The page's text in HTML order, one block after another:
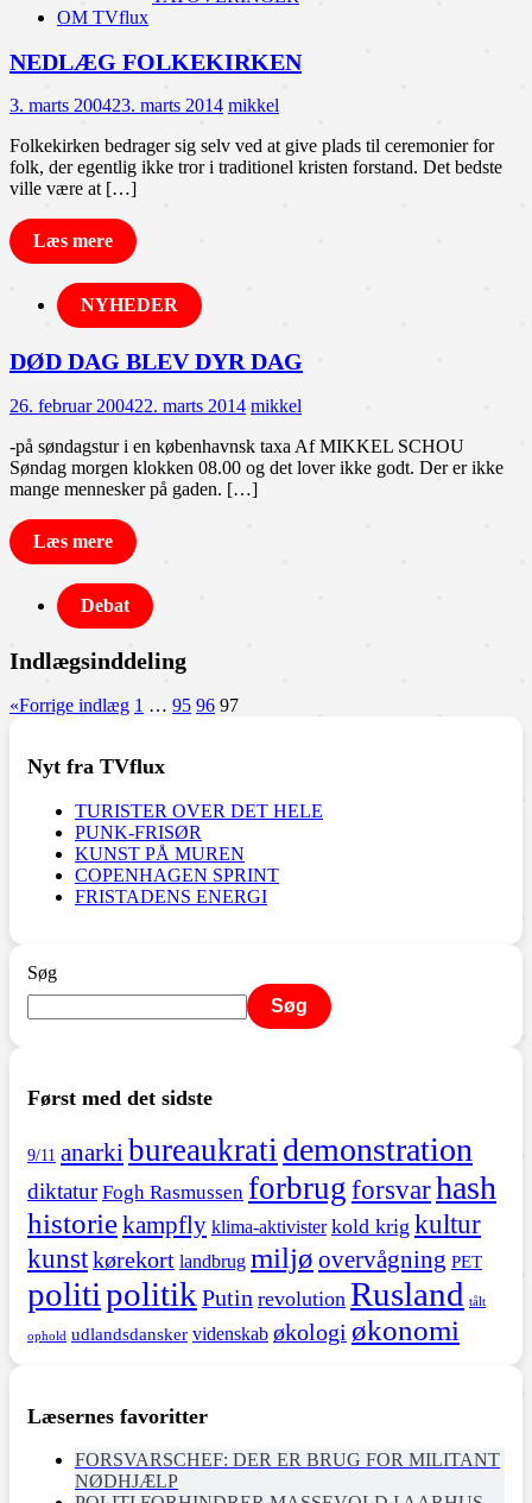
OM TVflux
NEDLÆG FOLKEKIRKEN
3. marts 200423. marts 2014 mikkel
Folkekirken bedrager sig selv ved at give plads til ceremonier for
folk, der egentlig ikke tror i traditionel kristen forstand. Det bedste
ville være at […]
Læs mere
NYHEDER
DØD DAG BLEV DYR DAG
26. februar 200422. marts 2014 mikkel
-på søndagstur i en københavnsk taxa Af MIKKEL SCHOU
Søndag morgen klokken 08.00 og det lover ikke godt. Der er ikke
mange mennesker på gaden. […]
Læs mere
Debat
Indlægsinddeling
«Forrige indlæg 1 … 95 96 97
Nyt fra TVflux
TURISTER OVER DET HELE
PUNK-FRISØR
KUNST PÅ MUREN
COPENHAGEN SPRINT
FRISTADENS ENERGI
Søg
Søg
Først med det sidste
9/11 anarki bureaukrati demonstration
diktatur Fogh Rasmussen forbrugforsvarhash
historiekampfly klima-aktivister kold krig kultur
kunstkørekort landbrug miljø overvågning PET
politipolitik Putin revolution Rusland tålt
ophold udlandsdansker videnskab økologi økonomi
Læsernes favoritter
FORSVARSCHEF: DER ER BRUG FOR MILITANT
NØDHJÆLP